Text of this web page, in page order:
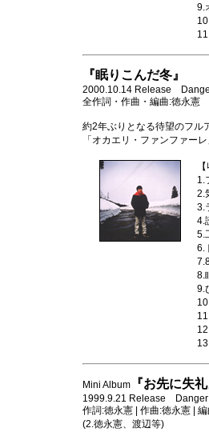
9.
『眠りこんだ冬』
2000.10.14 Release
全作詞・作曲・編曲:徳永憲
約2年ぶりとなる待望のフル
「オカエリ・ファンファー
1.
2.
3.
4.
5.
6.
8.
9.
Mini Album 『お先に失
1999.9.21 Release
作詞:徳永憲 | 作曲:徳永憲 |
(2.徳永憲、渡辺等)